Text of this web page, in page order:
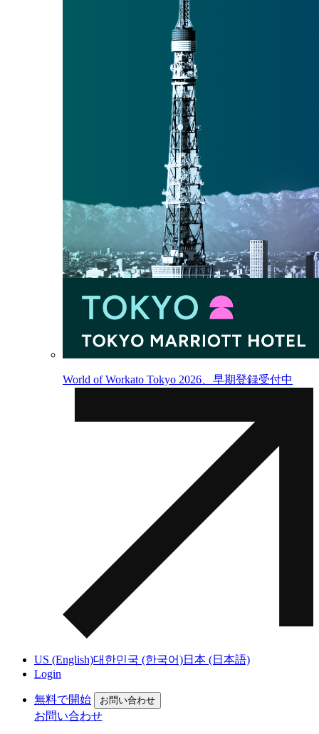
World of Workato Tokyo 2026、早期登録受付中
US (English)대한민국 (한국어)日本 (日本語)
Login
無料で開始 お問い合わせ
お問い合わせ